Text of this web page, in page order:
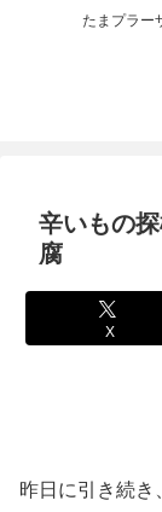
たまプラー
辛いもの
腐
X
昨日に引き続き